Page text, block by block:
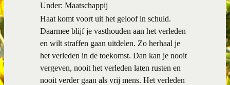
Under: Maatschappij
Haat komt voort uit het geloof in schuld.
Daarmee blijf je vasthouden aan het verleden
en wilt straffen gaan uitdelen. Zo herhaal je
het verleden in de toekomst. Dan kan je nooit
vergeven, nooit het verleden laten rusten en
nooit verder gaan als vrij mens. Het verleden